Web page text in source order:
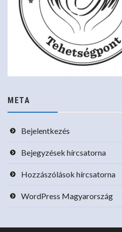
META
Bejelentkezés
Bejegyzések hírcsatorna
Hozzászólások hírcsatorna
WordPress Magyarország